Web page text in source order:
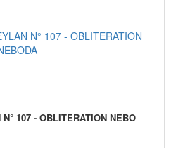
107 - OBLITERATION NEBO